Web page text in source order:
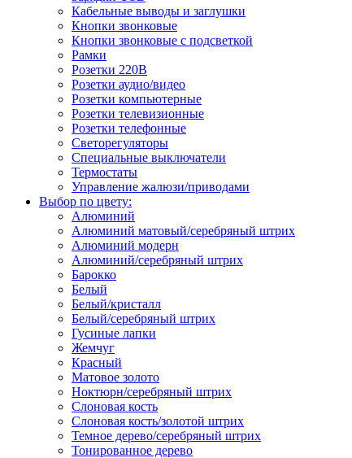
Кабельные выводы и заглушки
Кнопки звонковые
Кнопки звонковые с подсветкой
Рамки
Розетки 220В
Розетки аудио/видео
Розетки компьютерные
Розетки телевизионные
Розетки телефонные
Светорегуляторы
Специальные выключатели
Термостаты
Управление жалюзи/приводами
Выбор по цвету:
Алюминий
Алюминий матовый/серебряный штрих
Алюминий модерн
Алюминий/серебряный штрих
Барокко
Белый
Белый/кристалл
Белый/серебряный штрих
Гусиные лапки
Жемчуг
Красный
Матовое золото
Ноктюрн/серебряный штрих
Слоновая кость
Слоновая кость/золотой штрих
Темное дерево/серебряный штрих
Тонированное дерево